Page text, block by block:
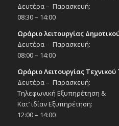
Δευτέρα – Παρασκευή:
08:30 – 14:00
Ωράριο λειτουργίας
Δευτέρα – Παρασκευή:
08:00 – 14:00
Ωράριο Λειτουργίας
Δευτέρα – Παρασκευή:
Τηλεφωνική Εξυπηρέτηση &
Κατ’ ιδίαν Εξυπηρέτηση:
12:00 – 14:00